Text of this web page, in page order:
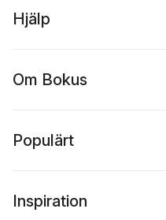
Hjälp
Om Bokus
Populärt
Inspiration